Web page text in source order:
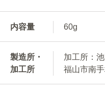
内容量 60g
製造所・
加工所
加工所：
福山市南